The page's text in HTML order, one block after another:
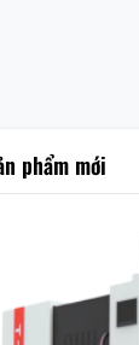
phẩm mới